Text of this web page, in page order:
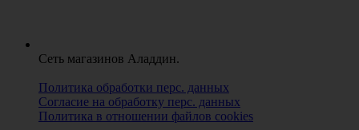
Сеть магазинов Аладдин.
Политика обработки перс. данных
Согласие на обработку перс. данных
Политика в отношении файлов cookies